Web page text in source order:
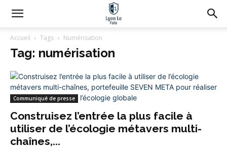
Accueil Tags Numérisation
Tag: numérisation
Communiqué de presse
Construisez l’entrée la plus facile à
utiliser de l’écologie métavers multi-
chaînes,...